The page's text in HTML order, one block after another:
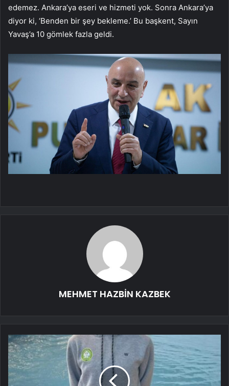
edemez. Ankara’ya eseri ve hizmeti yok. Sonra Ankara’ya
diyor ki, ‘Benden bir şey bekleme.’ Bu başkent, Sayın
Yavaş’a 10 gömlek fazla geldi.
MEHMET HAZBİN KAZBEK